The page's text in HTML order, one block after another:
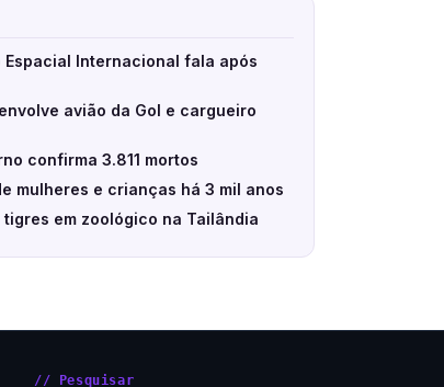
Internacional fala após
avião da Gol e cargueiro
confirma 3.811 mortos
mulheres e crianças há 3 mil anos
em zoológico na Tailândia
// Pesquisar